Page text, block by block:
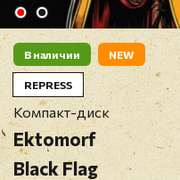
В наличии NEW
REPRESS
Компакт-диск
Ektomorf
Black Flag